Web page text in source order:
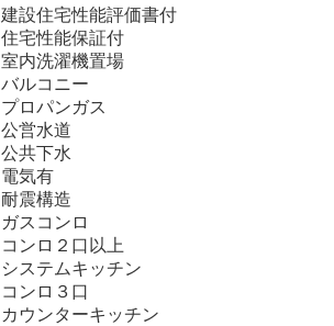
建設住宅性能評価書付
住宅性能保証付
室内洗濯機置場
バルコニー
プロパンガス
公営水道
公共下水
電気有
耐震構造
ガスコンロ
コンロ２口以上
システムキッチン
コンロ３口
カウンターキッチン